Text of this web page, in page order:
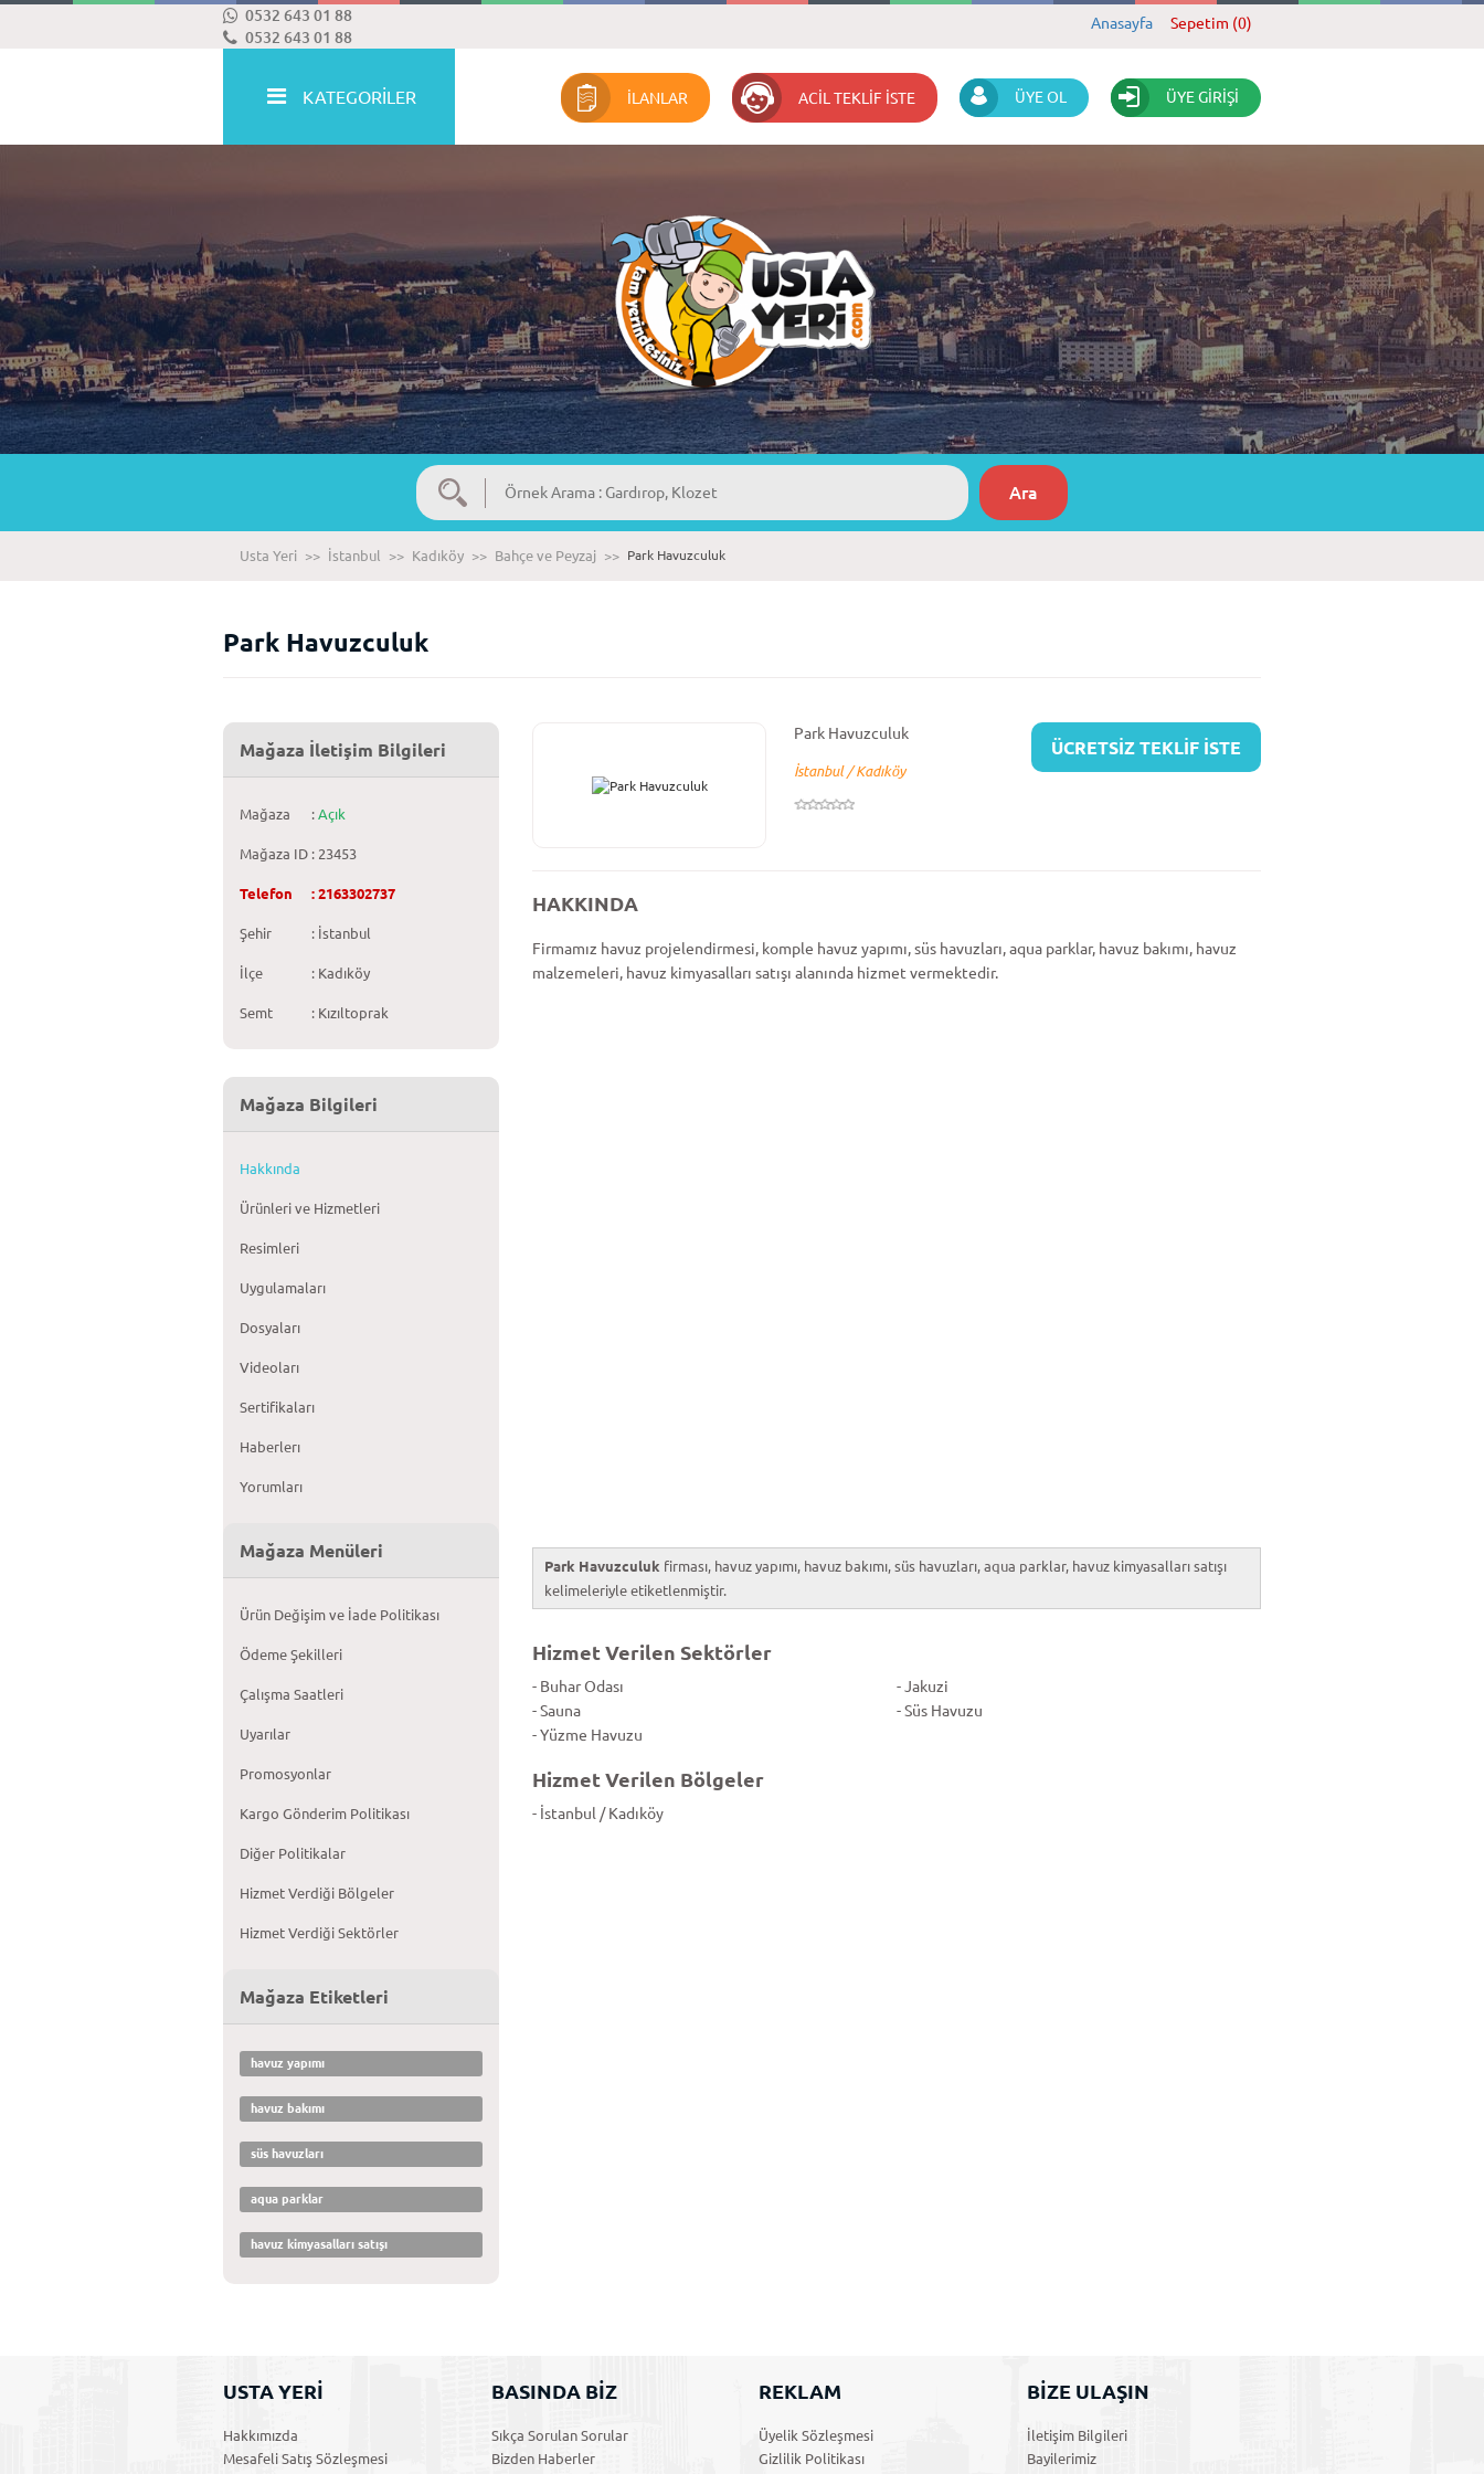
0532 643 01 88
0532 643 01 88
Anasayfa Sepetim (0)
KATEGORİLER İLANLAR ACİL TEKLİF İSTE ÜYE OL ÜYE GİRİŞİ
Usta Yeri >> İstanbul >> Kadıköy >> Bahçe ve Peyzaj >> Park Havuzculuk
Park Havuzculuk
Mağaza İletişim Bilgileri
Mağaza : Açık
Mağaza ID : 23453
Telefon : 2163302737
Şehir : İstanbul
İlçe : Kadıköy
Semt : Kızıltoprak
Mağaza Bilgileri
Hakkında
Ürünleri ve Hizmetleri
Resimleri
Uygulamaları
Dosyaları
Videoları
Sertifikaları
Haberlerı
Yorumları
Mağaza Menüleri
Ürün Değişim ve İade Politikası
Ödeme Şekilleri
Çalışma Saatleri
Uyarılar
Promosyonlar
Kargo Gönderim Politikası
Diğer Politikalar
Hizmet Verdiği Bölgeler
Hizmet Verdiği Sektörler
Mağaza Etiketleri
havuz yapımı
havuz bakımı
süs havuzları
aqua parklar
havuz kimyasalları satışı
Park Havuzculuk
İstanbul / Kadıköy
ÜCRETSİZ TEKLİF İSTE
HAKKINDA
Firmamız havuz projelendirmesi, komple havuz yapımı, süs havuzları, aqua parklar, havuz bakımı, havuz
malzemeleri, havuz kimyasalları satışı alanında hizmet vermektedir.
Park Havuzculuk firması, havuz yapımı, havuz bakımı, süs havuzları, aqua parklar, havuz kimyasalları satışı
kelimeleriyle etiketlenmiştir.
Hizmet Verilen Sektörler
- Buhar Odası
- Jakuzi
- Sauna
- Süs Havuzu
- Yüzme Havuzu
Hizmet Verilen Bölgeler
- İstanbul / Kadıköy
USTA YERİ
Hakkımızda
Mesafeli Satış Sözleşmesi
BASINDA BİZ
Sıkça Sorulan Sorular
Bizden Haberler
REKLAM
Üyelik Sözleşmesi
Gizlilik Politikası
BİZE ULAŞIN
İletişim Bilgileri
Bayilerimiz